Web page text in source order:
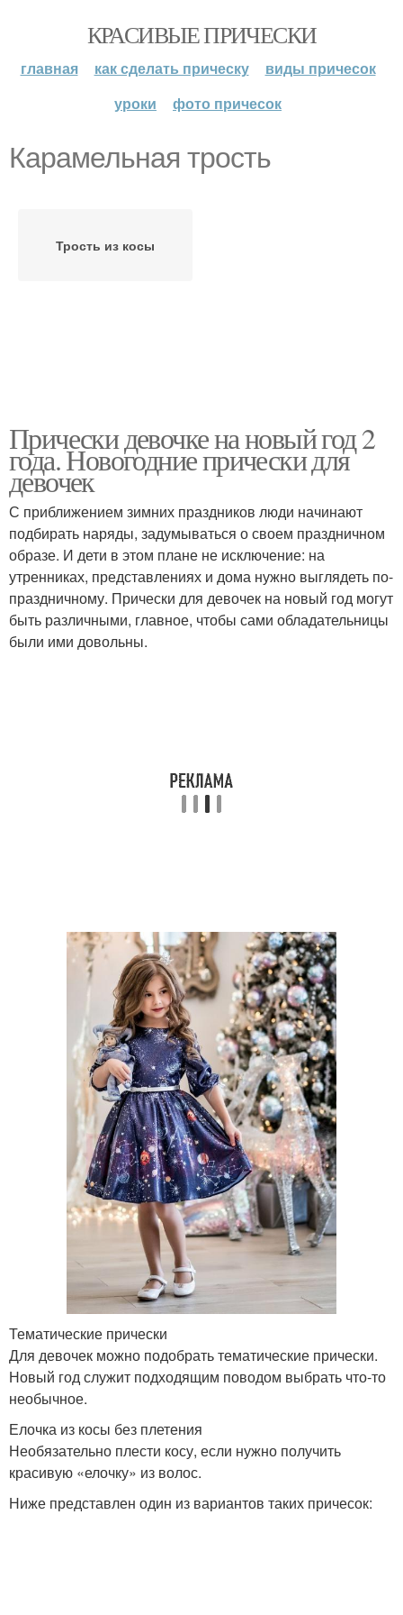
КРАСИВЫЕ ПРИЧЕСКИ
главная как сделать прическу
виды причесок
уроки
фото причесок
Карамельная трость
Трость из косы
Прически девочке на новый год 2
года. Новогодние прически для
девочек
С приближением зимних праздников люди начинают
подбирать наряды, задумываться о своем праздничном
образе. И дети в этом плане не исключение: на
утренниках, представлениях и дома нужно выглядеть по-
праздничному. Прически для девочек на новый год могут
быть различными, главное, чтобы сами обладательницы
были ими довольны.
Тематические прически
Для девочек можно подобрать тематические прически.
Новый год служит подходящим поводом выбрать что-то
необычное.
Елочка из косы без плетения
Необязательно плести косу, если нужно получить
красивую «елочку» из волос.
Ниже представлен один из вариантов таких причесок: